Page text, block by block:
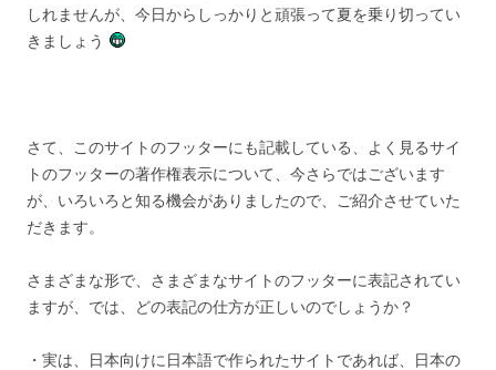
しれませんが、今日からしっかりと頑張って夏を乗り切ってい
きましょう
さて、このサイトのフッターにも記載している、よく見るサイ
トのフッターの著作権表示について、今さらではございます
が、いろいろと知る機会がありましたので、ご紹介させていた
だきます。
さまざまな形で、さまざまなサイトのフッターに表記されてい
ますが、では、どの表記の仕方が正しいのでしょうか？
・実は、日本向けに日本語で作られたサイトであれば、日本の